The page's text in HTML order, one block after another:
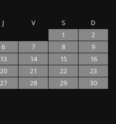
J V S
D
1
2
6 7 8
9
13 14 15
16
20 21 22
23
27 28 29
30